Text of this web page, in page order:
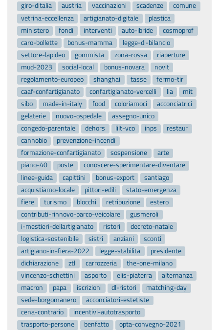
giro-ditalia
austria vaccinazioni scadenze
comune
vetrina-eccellenza
artigianato-digitale
plastica
ministero
fondi interventi auto-ibride
cosmoprof
caro-bollette
bonus-mamma
legge-di-bilancio
settore-lapideo
gommista zona-rossa
riaperture
mud-2023
social-local bonus-novara
novit
regolamento-europeo
shanghai tasse
fermo-tir
caaf-confartigianato
confartigianato-vercelli lia
mit
sibo
made-in-italy food coloriamoci
acconciatrici
gelaterie
nuovo-ospedale
assegno-unico
congedo-parentale
dehors lilt-vco inps
restaur
cannobio
prevenzione-incendi
formazione-confartigianato
sospensione
arte
piano-40
poste
conoscere-sperimentare-diventare
linee-guida
capittini bonus-export
santiago
acquistiamo-locale
pittori-edili
stato-emergenza
fiere
turismo blocchi retribuzione
estero
contributi-rinnovo-parco-veicolare
gusmeroli
i-mestieri-dellartigianato
ristori
decreto-natale
logistica-sostenibile
sistri anziani
sconti
artigiano-in-fiera-2022
legge-stabilita
presidente
dichiarazione
ztl carrozzeria
the-one-milano
vincenzo-schettini
asporto elis-piaterra
alternanza
macron
papa iscrizioni dl-ristori
matching-day
sede-borgomanero
acconciatori-estetiste
cena-contrario
incentivi-autotrasporto
trasporto-persone
benfatto
opta-convegno-2021